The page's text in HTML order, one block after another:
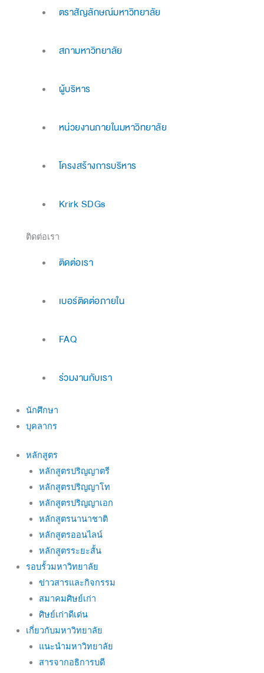
ตราสัญลักษณ์มหาวิทยาลัย
สภามหาวิทยาลัย
ผู้บริหาร
หน่วยงานภายในมหาวิทยาลัย
โครงสร้างการบริหาร
Krirk SDGs
ติดต่อเรา
ติดต่อเรา
เบอร์ติดต่อภายใน
FAQ
ร่วมงานกับเรา
นักศึกษา
บุคลากร
หลักสูตร
หลักสูตรปริญญาตรี
หลักสูตรปริญญาโท
หลักสูตรปริญญาเอก
หลักสูตรนานาชาติ
หลักสูตรออนไลน์
หลักสูตรระยะสั้น
รอบรั้วมหาวิทยาลัย
ข่าวสารและกิจกรรม
สมาคมศิษย์เก่า
ศิษย์เก่าดีเด่น
เกี่ยวกับมหาวิทยาลัย
แนะนำมหาวิทยาลัย
สารจากอธิการบดี